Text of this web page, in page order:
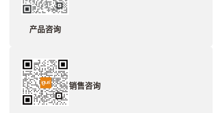
产品咨询
销售咨询